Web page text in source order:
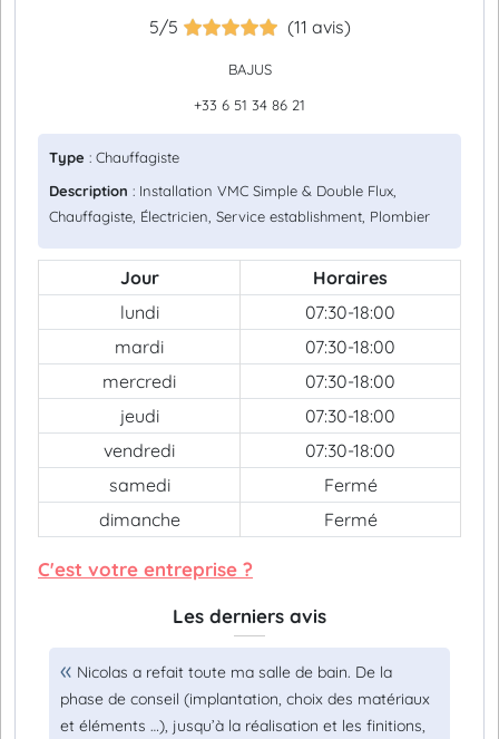
5/5 (11 avis)
BAJUS
+33 6 51 34 86 21
Type : Chauffagiste
Description : Installation VMC Simple & Double Flux,
Chauffagiste, Électricien, Service establishment, Plombier
Jour
Horaires
lundi
07:30-18:00
mardi
07:30-18:00
mercredi
07:30-18:00
jeudi
07:30-18:00
vendredi
07:30-18:00
samedi
Fermé
dimanche
Fermé
C'est votre entreprise ?
Les derniers avis
Nicolas a refait toute ma salle de bain. De la
phase de conseil (implantation, choix des matériaux
et éléments …), jusqu’à la réalisation et les finitions,